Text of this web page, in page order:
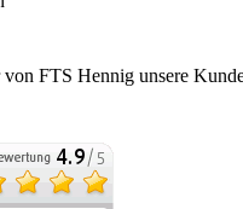
FTS Hennig unsere